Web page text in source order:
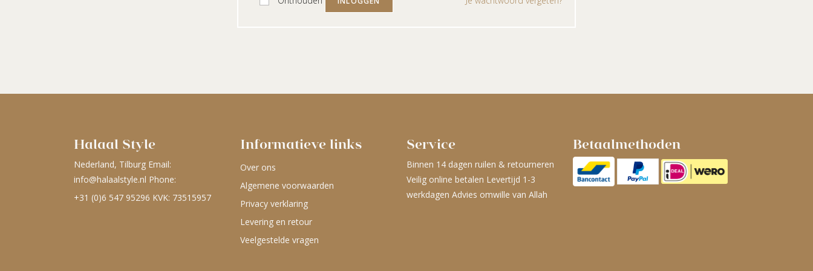
Halaal Style
Nederland, Tilburg Email:
info@halaalstyle.nl Phone:
+31 (0)6 547 95296 KVK: 73515957
Informatieve links
Over ons
Algemene voorwaarden
Privacy verklaring
Levering en retour
Veelgestelde vragen
Service
Binnen 14 dagen ruilen & retourneren
Veilig online betalen Levertijd 1-3
werkdagen Advies omwille van Allah
Betaalmethoden